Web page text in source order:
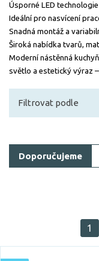
Úsporné LED
Ideální pro nasvícení
Snadná montáž a
Široká nabídka tvarů,
Moderní nástěnná
světlo a estetický výraz
Filtrovat podle
Cena
Doporučujeme
1